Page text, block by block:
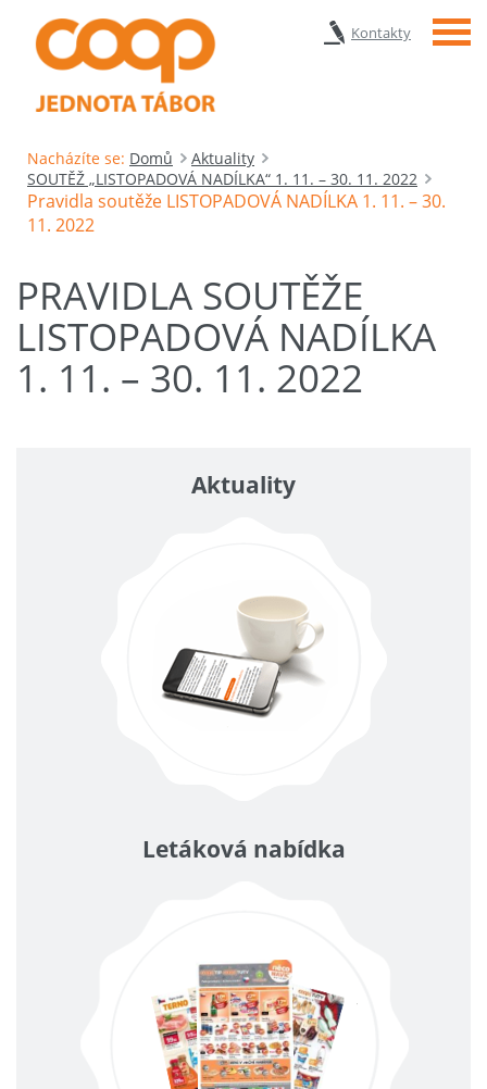
Kontakty Menu
Nacházíte se: Domů
Aktuality
SOUTĚŽ „LISTOPADOVÁ NADÍLKA“ 1. 11. – 30. 11. 2022
Pravidla soutěže LISTOPADOVÁ NADÍLKA 1. 11. – 30.
11. 2022
PRAVIDLA SOUTĚŽE
LISTOPADOVÁ NADÍLKA
1. 11. – 30. 11. 2022
Aktuality
Letáková nabídka